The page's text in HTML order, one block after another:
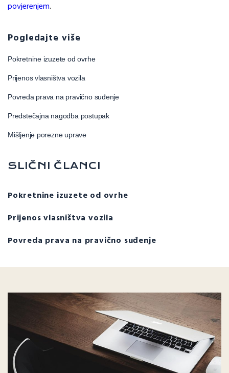
povjerenjem.
Pogledajte više
Pokretnine izuzete od ovrhe
Prijenos vlasništva vozila
Povreda prava na pravično suđenje
Predstečajna nagodba postupak
Mišljenje porezne uprave
SLIČNI ČLANCI
Pokretnine izuzete od ovrhe
Prijenos vlasništva vozila
Povreda prava na pravično suđenje